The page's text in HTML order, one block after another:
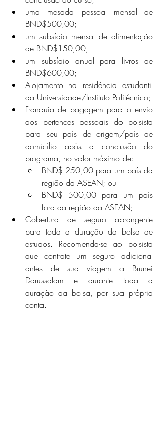
uma mesada pessoal mensal de
BND$500,00;
um subsídio mensal de alimentação
de BND$150,00;
um subsídio anual para livros de
BND$600,00;
Alojamento na residência estudantil
da Universidade/Instituto Politécnico;
Franquia de bagagem para o envio
dos pertences pessoais do bolsista
para seu país de origem/país de
domicílio após a conclusão do
programa, no valor máximo de:
BND$ 250,00 para um país da
região da ASEAN; ou
BND$ 500,00 para um país
fora da região da ASEAN;
Cobertura de seguro abrangente
para toda a duração da bolsa de
estudos. Recomenda-se ao bolsista
que contrate um seguro adicional
antes de sua viagem a Brunei
Darussalam e durante toda a
duração da bolsa, por sua própria
conta.